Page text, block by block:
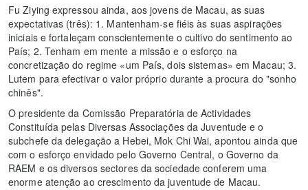
Fu Ziying expressou ainda, aos jovens de Macau, as suas
expectativas (três): 1. Mantenham-se fiéis às suas aspirações
iniciais e fortaleçam conscientemente o cultivo do sentimento ao
País; 2. Tenham em mente a missão e o esforço na
concretização do regime «um País, dois sistemas» em Macau; 3.
Lutem para efectivar o valor próprio durante a procura do "sonho
chinês".
O presidente da Comissão Preparatória de Actividades
Constituída pelas Diversas Associações da Juventude e o
subchefe da delegação a Hebei, Mok Chi Wai, apontou ainda que
com o esforço envidado pelo Governo Central, o Governo da
RAEM e os diversos sectores da sociedade conferem uma
enorme atenção ao crescimento da juventude de Macau.